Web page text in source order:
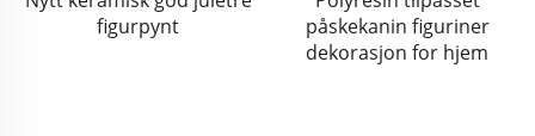
påskekanin figuriner
påskeeggkurv dekorasjon